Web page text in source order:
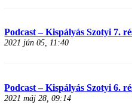
Podcast – Kispályás Szotyi 7.
2021 jún 05, 11:40
Podcast – Kispályás Szotyi 6.
2021 máj 28, 09:14